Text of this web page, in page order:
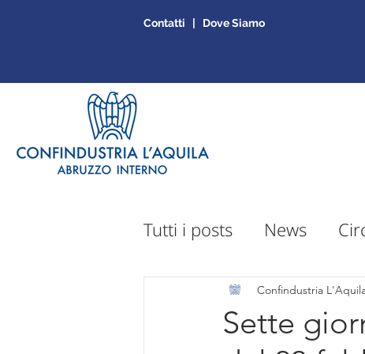
Contatti | Dove Siamo
Tutti i posts News
Sportello Mepa
Sette
Confindustria